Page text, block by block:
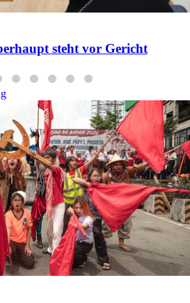
steht vor Gericht